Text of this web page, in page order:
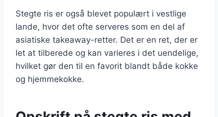
Stegte ris er også blevet populært i vestlige
lande, hvor det ofte serveres som en del af
asiatiske takeaway-retter. Det er en ret, der er
let at tilberede og kan varieres i det uendelige,
hvilket gør den til en favorit blandt både kokke
og hjemmekokke.